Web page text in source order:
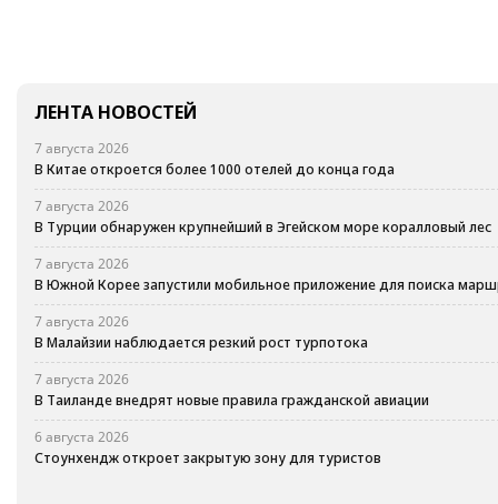
ЛЕНТА НОВОСТЕЙ
7 августа 2026
В Китае откроется более 1000 отелей до конца года
7 августа 2026
В Турции обнаружен крупнейший в Эгейском море коралловый лес
7 августа 2026
В Южной Корее запустили мобильное приложение для поиска
7 августа 2026
В Малайзии наблюдается резкий рост турпотока
7 августа 2026
В Таиланде внедрят новые правила гражданской авиации
6 августа 2026
Стоунхендж откроет закрытую зону для туристов